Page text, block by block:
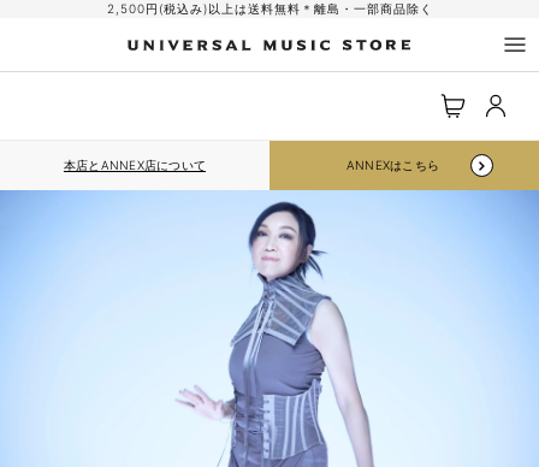
2,500円(税込み)以上は送料無料＊離島・一部商品除く
ー
ロ
グ
イ
ン
本店とANNEX店について ANNEXはこちら